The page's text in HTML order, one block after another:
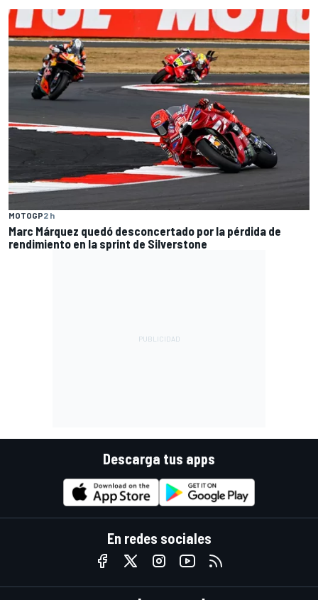
MOTOGP2 h
Marc Márquez quedó desconcertado por la pérdida de
rendimiento en la sprint de Silverstone
Descarga tus apps
En redes sociales